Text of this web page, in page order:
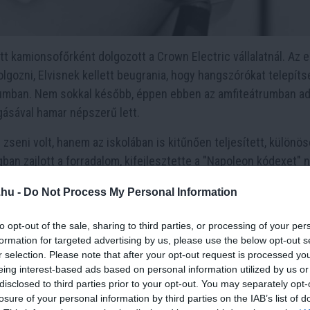
- Do Not Process My Personal Information
opt-out of the sale, sharing to third parties, or processing of your
for targeted advertising by us, please use the below opt-out
selection. Please note that after your opt-out request is processed
interest-based ads based on personal information utilized by us
to third parties prior to your opt-out. You may separately
of your personal information by third parties on the IAB’s list of
kamionsofőrként dolgozott a Crown Electric vállalatnál. Az
Elvisnek kellett beugrania, hogy hangszórókat
Nem sokkal később, éppen ebben az amfiteátrumban
hamar népszerű lett.
volt, hanem az iskolában is kitűnően teljesített,
zajlott a forradalom, kifejlesztette a "Napoleon kódexet"
a francia jogrendszert, és hatással volt számos más
a "Macbeth"-ben, a főhős nevét és történetét egy
inspirálta, bár a valóságban sokkal kevésbé volt tragikus
mintegy negyven évig uralkodott, és fontos szerepet